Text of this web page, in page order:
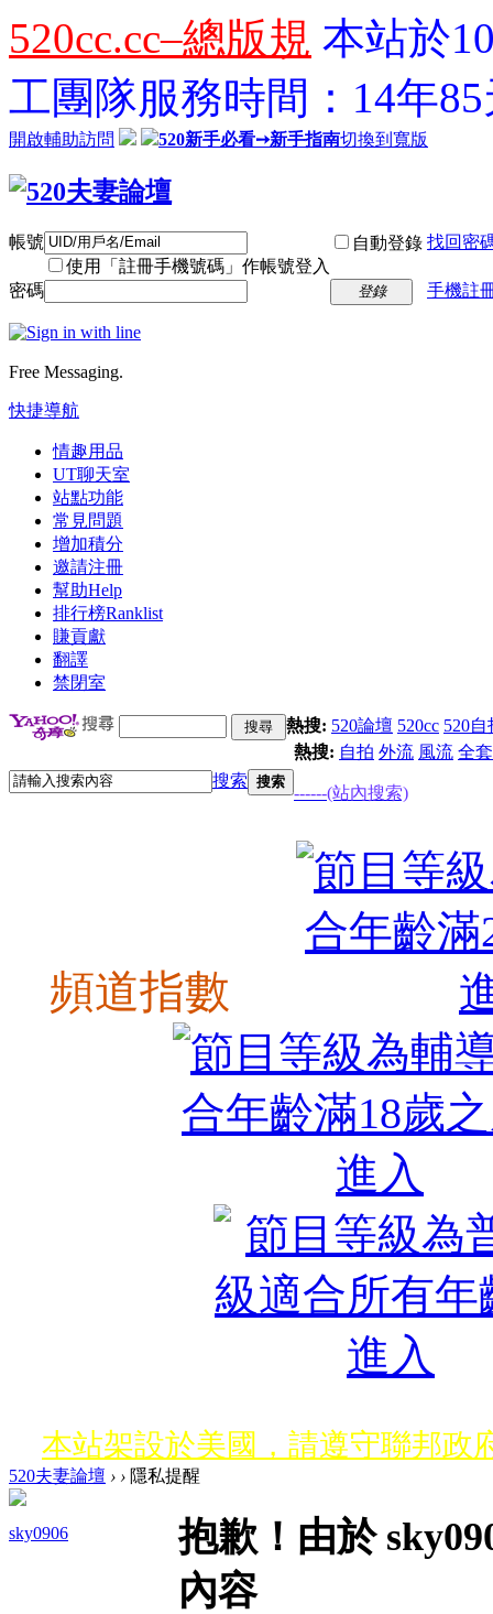
520cc.cc–總版規 本站於
工團隊服務時間：14年
開啟輔助訪問 520新手必看➙新手指南切換到寬版
帳號
使用「註冊手機號碼」作帳號登入
自動登錄 找回密
密碼 登錄 手機註
Free Messaging.
快捷導航
情趣用品
UT聊天室
站點功能
常見問題
增加積分
邀請注冊
幫助Help
排行榜Ranklist
賺貢獻
翻譯
禁閉室
熱搜: 520論壇 520cc 520自
搜索 搜索
熱搜: 自拍 外流 風流 全套
------(站內搜索)
頻道指數
本站架設於美國，請遵守聯邦政
網路詐騙多﹗會員遇見詐騙行為
嚴禁假聯誼之名斂財詐騙或性交
520夫妻論壇 › › 隱私提醒
sky0906
抱歉！由於
內容